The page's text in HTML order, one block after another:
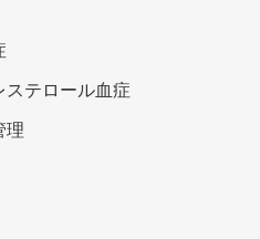
ステロール血症
理